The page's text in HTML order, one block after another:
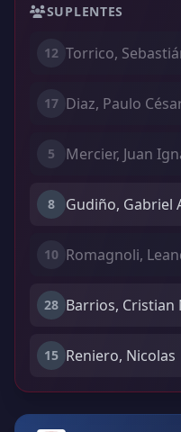
SUPLENTES
12 Torrico,
17 Diaz, Paulo
5 Mercier, Juan
8 Gudiño, Gabriel
10 Romagnoli,
28 Barrios, Cristian
15 Reniero, Nicolas